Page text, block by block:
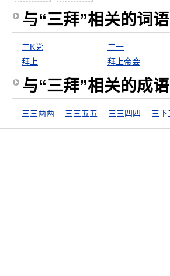
与“三拜”相关的词语
三K党 三一
拜上
拜上帝会
与“三拜”相关的成语
三三两两 三三五五 三三四四